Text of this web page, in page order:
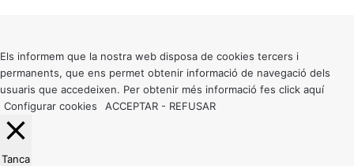
button
Els informem que la nostra web disposa de cookies tercers i
permanents, que ens permet obtenir informació de navegació dels
usuaris que accedeixen. Per obtenir més informació fes click aquí
Configurar cookies
ACCEPTAR - REFUSAR
Tanca